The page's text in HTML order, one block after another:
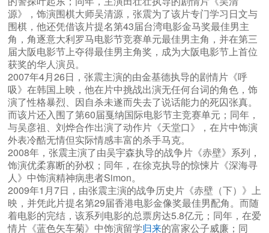
源》，饰演围棋大师吴清源，张震为了该片专门学习日文与
围棋，他还凭借该片提名第43届台湾电影金马奖最佳男主
角，角逐意大利罗马电影节竞赛单元最佳男主角，并在第三
届大阪电影节上夺得最佳男主角奖，成为大阪电影节上首位
获奖的华人演员。
2007年4月26日，张震主演的由金基德执导的剧情片《呼
吸》在韩国上映，他在片中挑战出演无任何台词的角色，饰
演了性格暴烈、因自杀未遂而失去了说话能力的死囚张真。
而该片还入围了第60届戛纳国际电影节主竞赛单元；同年，
与吴彦祖、刘烨合作出演了动作片《天堂口》，在片中饰演
外表冷酷无情但实际情感丰富的杀手马克。
2008年，张震主演了由吴宇森执导的战争片《赤壁》系列，
饰演优柔寡断的孙权；同年，在徐克执导的惊悚片《深海寻
人》中饰演精神病患者Simon。
2009年1月7日，由张震主演的战争历史片《赤壁（下）》上
映，并凭此片提名第29届香港电影金像奖最佳男配角。而随
着电影的完结，该系列电影的总票房达5.8亿元；同年，在爱
情片《蓝色矢车菊》中饰演留学归来的富家公子威廉；同